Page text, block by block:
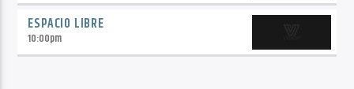
ESPACIO LIBRE
10:00pm